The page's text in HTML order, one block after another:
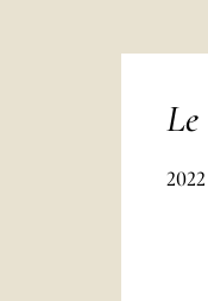
Le
2022